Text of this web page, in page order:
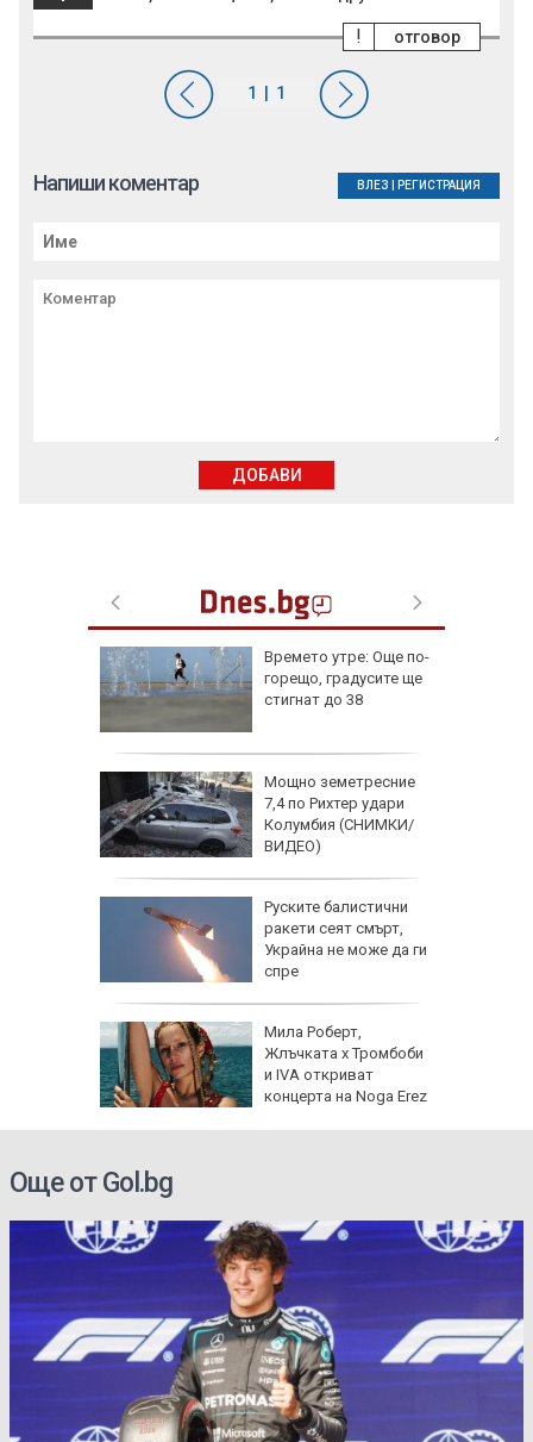
Времето утре: Още по-
горещо, градусите ще
стигнат до 38
Мощно земетресние
7,4 по Рихтер удари
Колумбия (СНИМКИ/
ВИДЕО)
Руските балистични
ракети сеят смърт,
Украйна не може да ги
спре
Мила Роберт,
Жлъчката х Тромбоби
и IVA откриват
концерта на Noga Erez
отговор
!
Напиши коментар ВЛЕЗ РЕГИСТРАЦИЯ
ДОБАВИ
Още от Gol.bg